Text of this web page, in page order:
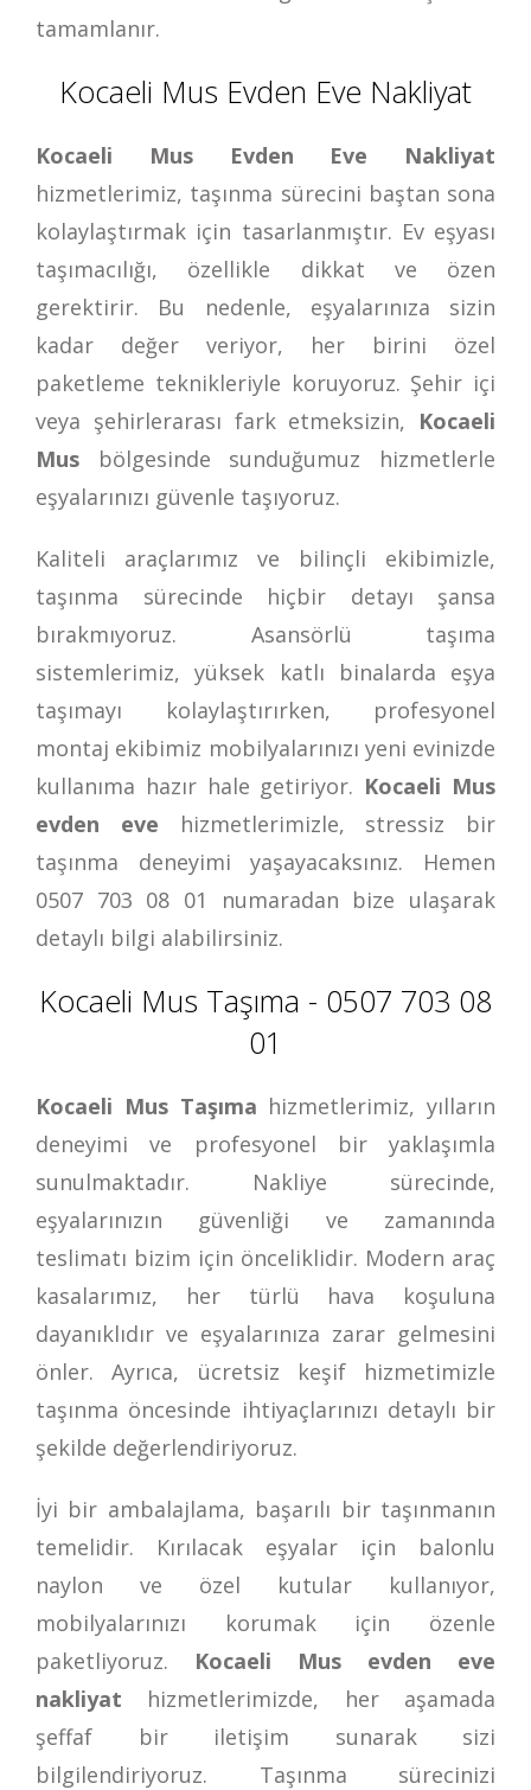
tamamlanır.
Kocaeli Mus Evden Eve Nakliyat
Kocaeli Mus Evden Eve Nakliyat
hizmetlerimiz, taşınma sürecini baştan sona
kolaylaştırmak için tasarlanmıştır. Ev eşyası
taşımacılığı, özellikle dikkat ve özen
gerektirir. Bu nedenle, eşyalarınıza sizin
kadar değer veriyor, her birini özel
paketleme teknikleriyle koruyoruz. Şehir içi
veya şehirlerarası fark etmeksizin, Kocaeli
Mus bölgesinde sunduğumuz hizmetlerle
eşyalarınızı güvenle taşıyoruz.
Kaliteli araçlarımız ve bilinçli ekibimizle,
taşınma sürecinde hiçbir detayı şansa
bırakmıyoruz. Asansörlü taşıma
sistemlerimiz, yüksek katlı binalarda eşya
taşımayı kolaylaştırırken, profesyonel
montaj ekibimiz mobilyalarınızı yeni evinizde
kullanıma hazır hale getiriyor. Kocaeli Mus
evden eve hizmetlerimizle, stressiz bir
taşınma deneyimi yaşayacaksınız. Hemen
0507 703 08 01
numaradan bize ulaşarak
detaylı bilgi alabilirsiniz.
Kocaeli Mus Taşıma - 0507 703 08
01
Kocaeli Mus Taşıma hizmetlerimiz, yılların
deneyimi ve profesyonel bir yaklaşımla
sunulmaktadır. Nakliye sürecinde,
eşyalarınızın güvenliği ve zamanında
teslimatı bizim için önceliklidir. Modern araç
kasalarımız, her türlü hava koşuluna
dayanıklıdır ve eşyalarınıza zarar gelmesini
önler. Ayrıca, ücretsiz keşif hizmetimizle
taşınma öncesinde ihtiyaçlarınızı detaylı bir
şekilde değerlendiriyoruz.
İyi bir ambalajlama, başarılı bir taşınmanın
temelidir. Kırılacak eşyalar için balonlu
naylon ve özel kutular kullanıyor,
mobilyalarınızı korumak için özenle
paketliyoruz. Kocaeli Mus evden eve
nakliyat hizmetlerimizde, her aşamada
şeffaf bir iletişim sunarak sizi
bilgilendiriyoruz. Taşınma sürecinizi